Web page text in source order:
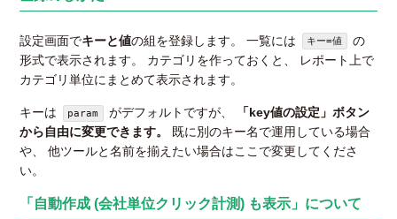
設定画面でキーと値の組を登録します。 一覧には キー=値
の
形式で表示されます。 カテゴリを作っておくと、 レポート上で
カテゴリ単位にまとめて表示されます。
キーは param がデフォルトですが、
「key値の設定」ボタン
から自由に変更できます。
既に別のキー名で運用している場合
や、 他ツールと名前を揃えたい場合はここで変更してくださ
い。
「自動作成 (会社単位クリック計測) も表示」について